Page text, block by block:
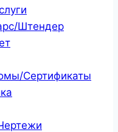
Штендер
Сертификаты